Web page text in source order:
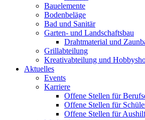
Bauelemente
Bodenbeläge
Bad und Sanitär
Garten- und Landschaftsbau
Drahtmaterial und
Grillabteilung
Kreativabteilung und
Aktuelles
Events
Karriere
Offene Stellen für
Offene Stellen für
Offene Stellen für